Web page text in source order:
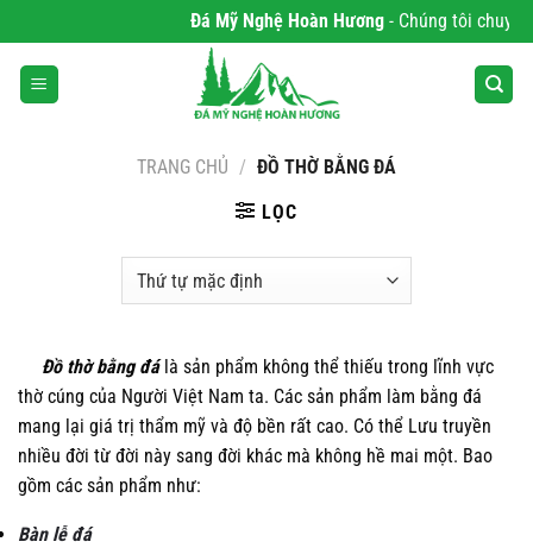
qua
nội
dung
Đá Mỹ Nghệ Hoàn Hương- Chúng tôi chuyên
TRANG CHỦ / ĐỒ THỜ BẰNG ĐÁ
LỌC
Đồ thờ bằng đálà sản phẩm không thể thiếu trong lĩnh vực
thờ cúng của Người Việt Nam ta. Các sản phẩm làm bằng đá
mang lại giá trị thẩm mỹ và độ bền rất cao. Có thể Lưu truyền
nhiều đời từ đời này sang đời khác mà không hề mai một. Bao
gồm các sản phẩm như:
Bàn lễ đá